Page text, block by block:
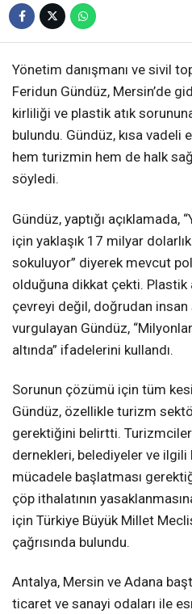
Yönetim danışmanı ve sivil
Feridun Gündüz, Mersin’de
kirliliği ve plastik atık
bulundu. Gündüz, kısa vadeli
hem turizmin hem de halk
söyledi.
Gündüz, yaptığı açıklamada,
için yaklaşık 17 milyar
sokuluyor” diyerek mevcut
olduğuna dikkat çekti. Plastik
çevreyi değil, doğrudan insan
vurgulayan Gündüz,
altında” ifadelerini kullandı.
Sorunun çözümü için tüm
Gündüz, özellikle turizm
gerektiğini belirtti.
dernekleri, belediyeler ve ilgili
mücadele başlatması
çöp ithalatının
için Türkiye Büyük Millet
çağrısında bulundu.
Antalya, Mersin ve Adana
ticaret ve sanayi odaları ile